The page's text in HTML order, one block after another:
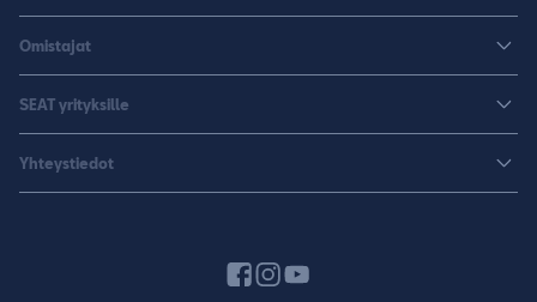
Leon
Leon Sportstourer
Sähköautot
CUPRA
Autoja nopeaan toimitukseen
K-Auto SEAT
Varaa koeajo
Hinnastot ja esitteet
Omistajat
Lisävarusteet ja tarvikkeet
Huolenpitosopimus
SEAT yrityksille
Huolto ja takuu
Yhteystiedot